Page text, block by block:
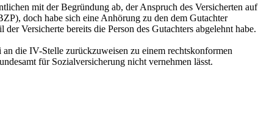
mit der Begründung ab, der Anspruch des Versicherten auf
doch habe sich eine Anhörung zu den dem Gutachter
Versicherte bereits die Person des Gutachters abgelehnt habe.
die IV-Stelle zurückzuweisen zu einem rechtskonformen
für Sozialversicherung nicht vernehmen lässt.